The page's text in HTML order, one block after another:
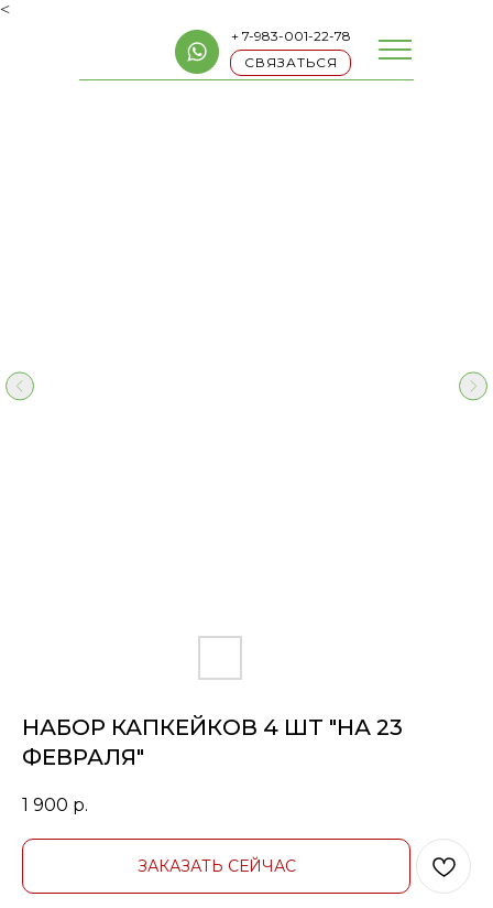
<
+ 7-983-001-22-78
СВЯЗАТЬСЯ
НАБОР КАПКЕЙКОВ 4 ШТ "НА 23
ФЕВРАЛЯ"
1 900 р.
ЗАКАЗАТЬ СЕЙЧАС